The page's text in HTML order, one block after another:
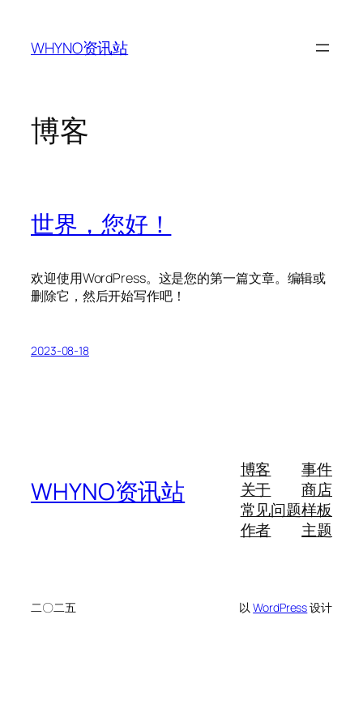
WHYNO资讯站
博客
世界，您好！
欢迎使用WordPress。这是您的第一篇文章。编辑或
删除它，然后开始写作吧！
2023-08-18
WHYNO资讯站
博客
关于
常见问题
作者
事件
商店
样板
主题
二〇二五 以WordPress设计